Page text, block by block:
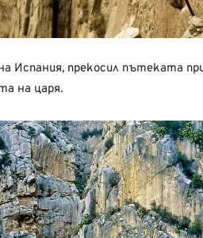
Испания, прекосил пътеката
на царя.